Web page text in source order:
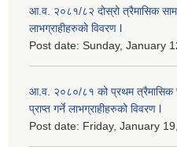
आ.व. २०८१/८२ दोस्रो त्रैमासिक
लाभग्राहीहरुको विवरण l
Post date: Sunday, January
आ.व. २०८०/८१ को प्रथम त्रैमासिक
प्राप्त गर्ने लाभग्राहीहरुको विवरण l
Post date: Friday, January